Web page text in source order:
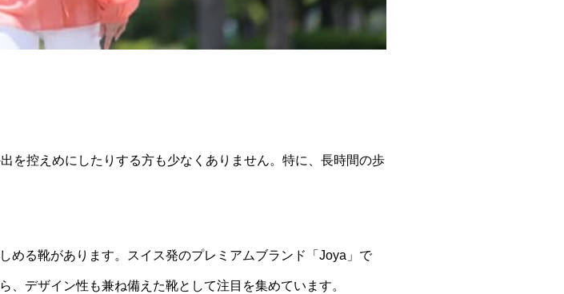
を控えめにしたりする方も少なくありません。特に、長時間の歩
める靴があります。スイス発のプレミアムブランド「Joya」で
デザイン性も兼ね備えた靴として注目を集めています。